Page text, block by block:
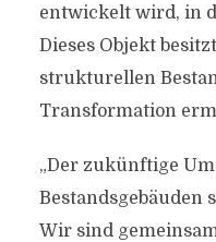
entwickelt wird, in
Dieses Objekt
strukturellen
Transformation
„Der zukünftige
Bestandsgebäuden
Wir sind